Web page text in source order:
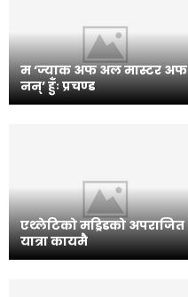
म ‘ज्याक अफ अल मास्टर अफ
नन्’ हुँः प्रचण्ड
एथ्लेटिको मड्रिडको अपराजित
यात्रा कायमै